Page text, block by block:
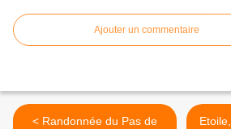
Ajouter un commentaire
< Randonnée du Pas de